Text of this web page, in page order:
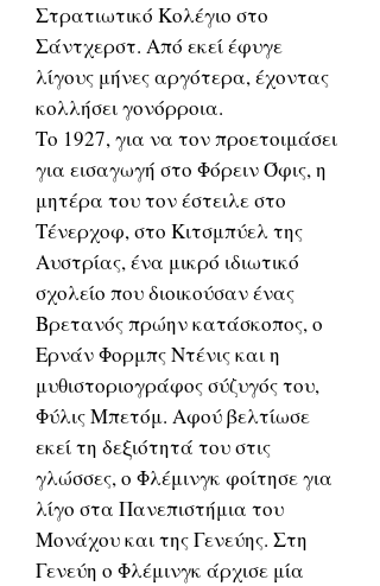
Στρατιωτικό Κολέγιο στο
Σάντχερστ. Από εκεί έφυγε
λίγους μήνες αργότερα, έχοντας
κολλήσει γονόρροια.
Το 1927, για να τον προετοιμάσει
για εισαγωγή στο Φόρειν Όφις, η
μητέρα του τον έστειλε στο
Τένερχοφ, στο Κιτσμπύελ της
Αυστρίας, ένα μικρό ιδιωτικό
σχολείο που διοικούσαν ένας
Βρετανός πρώην κατάσκοπος, ο
Ερνάν Φορμπς Ντένις και η
μυθιστοριογράφος σύζυγός του,
Φύλις Μπετόμ. Αφού βελτίωσε
εκεί τη δεξιότητά του στις
γλώσσες, ο Φλέμινγκ φοίτησε για
λίγο στα Πανεπιστήμια του
Μονάχου και της Γενεύης. Στη
Γενεύη ο Φλέμινγκ άρχισε μία